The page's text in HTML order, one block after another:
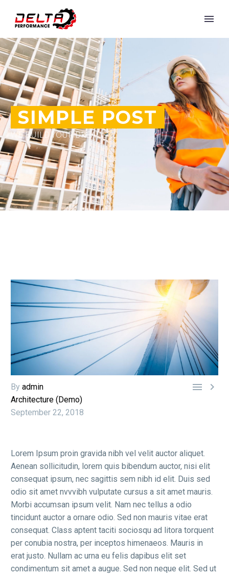
SIMPLE POST
WE BUILD YOUR DREAMS
 
By admin
Architecture (Demo)
September 22, 2018
Lorem Ipsum proin gravida nibh vel velit auctor aliquet.
Aenean sollicitudin, lorem quis bibendum auctor, nisi elit
consequat ipsum, nec sagittis sem nibh id elit. Duis sed
odio sit amet nvvvibh vulputate cursus a sit amet mauris.
Morbi accumsan ipsum velit. Nam nec tellus a odio
tincidunt auctor a ornare odio. Sed non mauris vitae erat
consequat. Class aptent taciti sociosqu ad litora torquent
per conubia nostra, per inceptos himenaeos. Mauris in
erat justo. Nullam ac urna eu felis dapibus elit set
condimentum sit amet a augue. Sed non neque elit. Sed ut